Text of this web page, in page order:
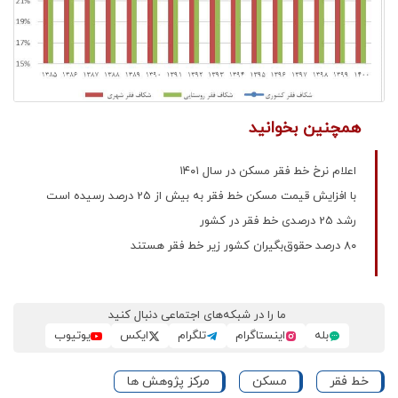
همچنین بخوانید
اعلام نرخ خط فقر مسکن در سال ۱۴۰۱
با افزایش قیمت مسکن خط فقر به بیش از 25 درصد رسیده است
رشد 25 درصدی خط فقر در کشور
۸۰ درصد حقوق‌بگیران کشور زیر خط فقر هستند
ما را در شبکه‌های اجتماعی دنبال کنید
بله
اینستاگرام تلگرام ایکس یوتیوب
خط فقر مسکن مرکز پژوهش ها